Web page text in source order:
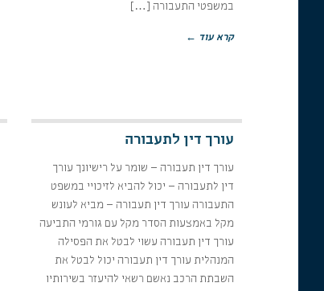
במשפטי התעבורה […]
קרא עוד ←
עורך דין לתעבורה
עורך דין תעבורה – שומר על רישיונך עורך
דין לתעבורה – יכול להביא לזיכויי במשפט
התעבורה עורך דין תעבורה – מביא לעונש
מקל באמצעות הסדר מקל עם גורמי התביעה
עורך דין תעבורה עשוי לבטל את הפסילה
המנהלית עורך דין תעבורה יכול לבטל את
השבתת הרכב נאשם רשאי להיעזר בשירותיו